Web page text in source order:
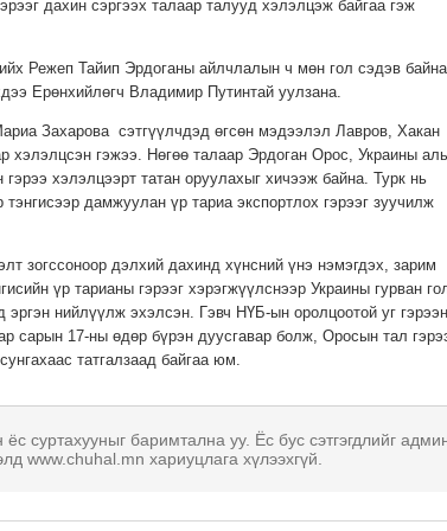
дахин сэргээх талаар талууд хэлэлцэж байгаа гэж
Режеп Тайип Эрдоганы айлчлалын ч мөн гол сэдэв байна
Ерөнхийлөгч Владимир Путинтай уулзана.
Захарова сэтгүүлчдэд өгсөн мэдээлэл Лавров, Хакан
хэлэлцсэн гэжээ. Нөгөө талаар Эрдоган Орос, Украины аль
хэлэлцээрт татан оруулахыг хичээж байна. Турк нь
дамжуулан үр тариа экспортлох гэрээг зуучилж
зогссоноор дэлхий дахинд хүнсний үнэ нэмэгдэх, зарим
үр тарианы гэрээг хэрэгжүүлснээр Украины гурван
нийлүүлж эхэлсэн. Гэвч НҮБ-ын оролцоотой уг
сарын 17-ны өдөр бүрэн дуусгавар болж, Оросын тал
татгалзаад байгаа юм.
суртахууныг баримтална уу. Ёс бус сэтгэгдлийг
www.chuhal.mn хариуцлага хүлээхгүй.